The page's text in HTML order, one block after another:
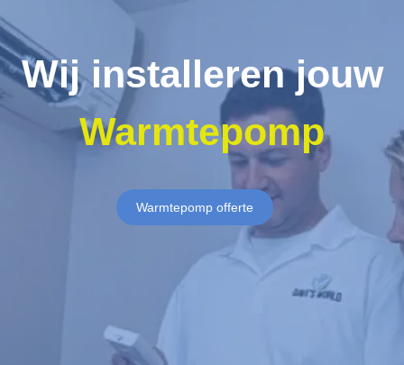
Wij installeren jouw
Warmtepomp
Warmtepomp offerte